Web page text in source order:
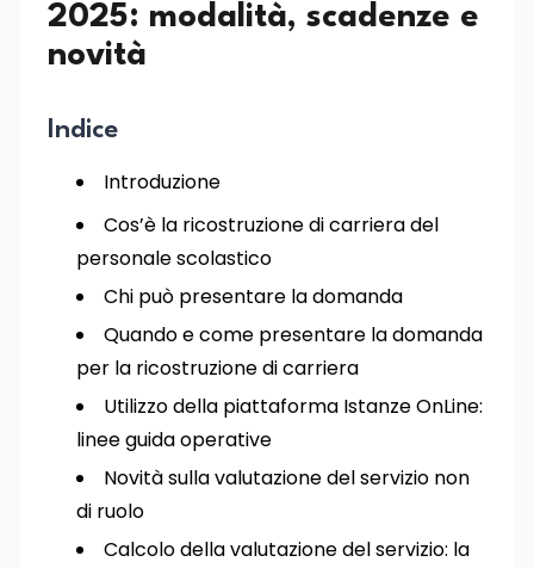
2025: modalità, scadenze e
novità
Indice
Introduzione
Cos’è la ricostruzione di carriera del
personale scolastico
Chi può presentare la domanda
Quando e come presentare la domanda
per la ricostruzione di carriera
Utilizzo della piattaforma Istanze OnLine:
linee guida operative
Novità sulla valutazione del servizio non
di ruolo
Calcolo della valutazione del servizio: la